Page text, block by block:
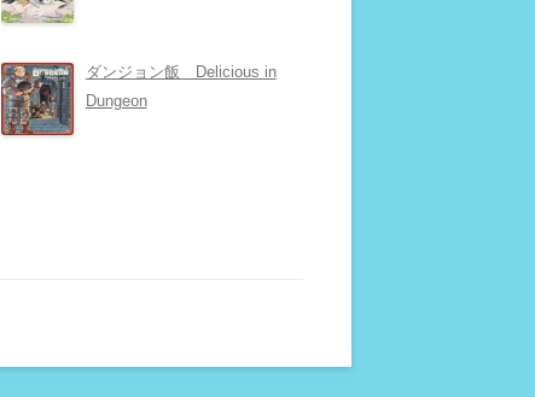
ダンジョン飯 Delicious in
Dungeon